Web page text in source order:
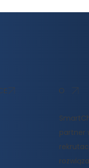
O
partner